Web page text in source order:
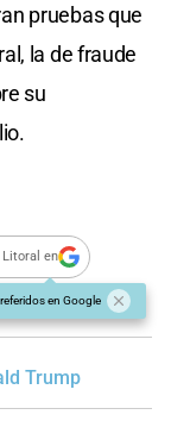
pruebas que
la de fraude
su
Litoral en
en Google
Trump